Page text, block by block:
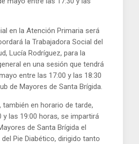
en la Atención Primaria será
la Trabajadora Social del
Lucía Rodríguez, para la
en una sesión que tendrá
entre las 17:00 y las 18:30
de Mayores de Santa Brígida.
también en horario de tarde,
y las 19:00 horas, se impartirá
de Santa Brígida el
Pie Diabético, dirigido tanto